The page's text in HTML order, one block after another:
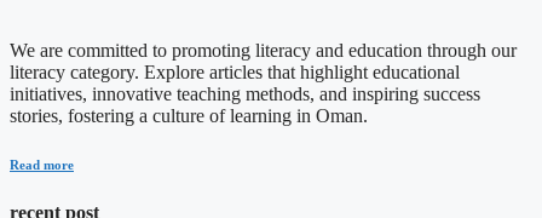
We are committed to promoting literacy and education through our
literacy category. Explore articles that highlight educational
initiatives, innovative teaching methods, and inspiring success
stories, fostering a culture of learning in Oman.
Read more
recent post